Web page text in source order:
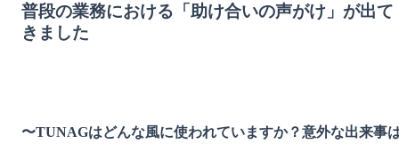
普段の業務における「助け合いの声がけ」が出て
きました
〜TUNAGはどんな風に使われていますか？意外な出来事